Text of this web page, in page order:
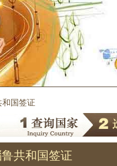
和国签证
共和国签证